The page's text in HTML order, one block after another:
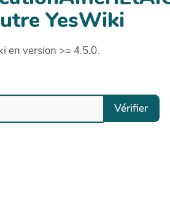
YesWiki
en version >= 4.5.0.
Vérifier